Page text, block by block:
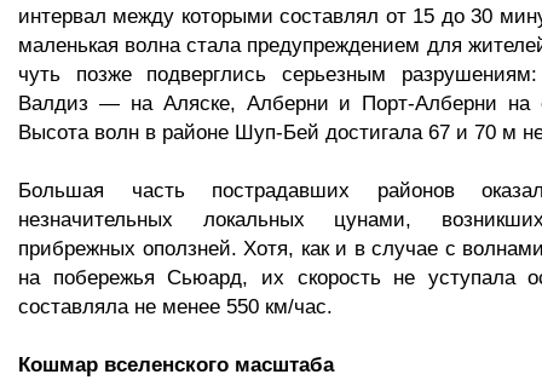
интервал между которыми составлял от 15 до 30
маленькая волна стала предупреждением для
чуть позже подверглись серьезным
Валдиз — на Аляске, Алберни и Порт-Алберни на
Высота волн в районе Шуп-Бей достигала 67 и 70 м
Большая часть пострадавших районов
незначительных локальных цунами,
прибрежных оползней. Хотя, как и в случае с
на побережья Сьюард, их скорость не уступала
составляла не менее 550 км/час.
Кошмар вселенского масштаба